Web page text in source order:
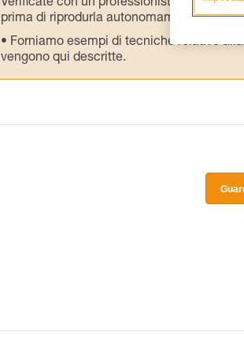
Verificate con un professionista la vostra
prima di riprodurla autonomamente.
Forniamo esempi di tecniche relative
vengono qui descritte.